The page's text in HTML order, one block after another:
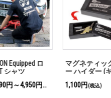
ロ
4,290円～4,950円
(税込)
マグネティック キ
ー ハイダー (キー
1,100円 (税込)